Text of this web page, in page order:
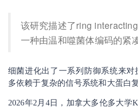
该研究描述了ring
一种由温和噬菌体编码的紧
细菌进化出了一系列防御系统来
多依赖于复杂的信号系统和大蛋白
2026年2月4日，加拿大多伦多大学